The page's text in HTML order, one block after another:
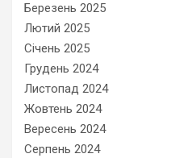
Березень 2025
Лютий 2025
Січень 2025
Грудень 2024
Листопад 2024
Жовтень 2024
Вересень 2024
Серпень 2024